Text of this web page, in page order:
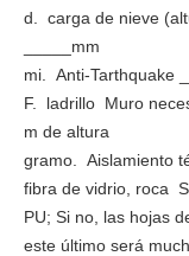
d. carga de nieve
_____mm
mi. Anti-Tarthquake
F. ladrillo Muro
m de altura
gramo. Aislamiento
fibra de vidrio, roca
PU; Si no, las hojas
este último será